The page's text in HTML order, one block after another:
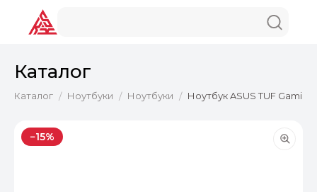
Каталог
Каталог / Ноутбуки / Ноутбуки / Ноутбук ASUS TUF
−15%